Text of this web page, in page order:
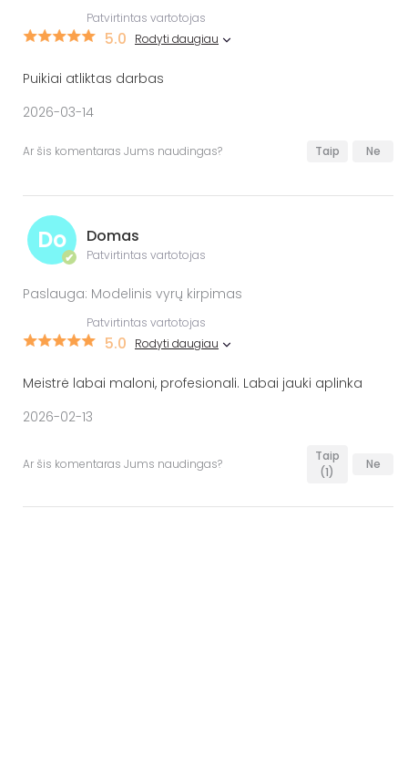
Patvirtintas vartotojas
5.0 Rodyti daugiau
Puikiai atliktas darbas
2026-03-14
Ar šis komentaras Jums naudingas? Taip Ne
Do
✔
Domas
Patvirtintas vartotojas
Paslauga: Modelinis vyrų kirpimas
Patvirtintas vartotojas
5.0 Rodyti daugiau
Meistrė labai maloni, profesionali. Labai jauki aplinka
2026-02-13
Ar šis komentaras Jums naudingas?
Taip
(1)
Ne